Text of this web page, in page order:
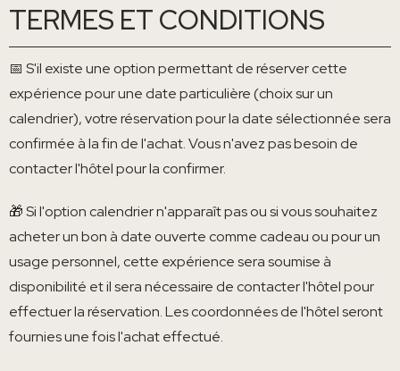
TERMES ET CONDITIONS
📅 S'il existe une option permettant de réserver cette
expérience pour une date particulière (choix sur un
calendrier), votre réservation pour la date sélectionnée sera
confirmée à la fin de l'achat. Vous n'avez pas besoin de
contacter l'hôtel pour la confirmer.
🎁 Si l'option calendrier n'apparaît pas ou si vous souhaitez
acheter un bon à date ouverte comme cadeau ou pour un
usage personnel, cette expérience sera soumise à
disponibilité et il sera nécessaire de contacter l'hôtel pour
effectuer la réservation. Les coordonnées de l'hôtel seront
fournies une fois l'achat effectué.